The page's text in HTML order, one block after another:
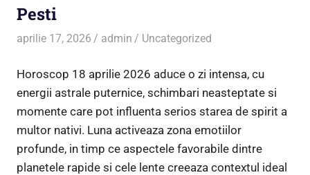
Pesti
aprilie 17, 2026 admin Uncategorized
Horoscop 18 aprilie 2026 aduce o zi intensa, cu
energii astrale puternice, schimbari neasteptate si
momente care pot influenta serios starea de spirit a
multor nativi. Luna activeaza zona emotiilor
profunde, in timp ce aspectele favorabile dintre
planetele rapide si cele lente creeaza contextul ideal